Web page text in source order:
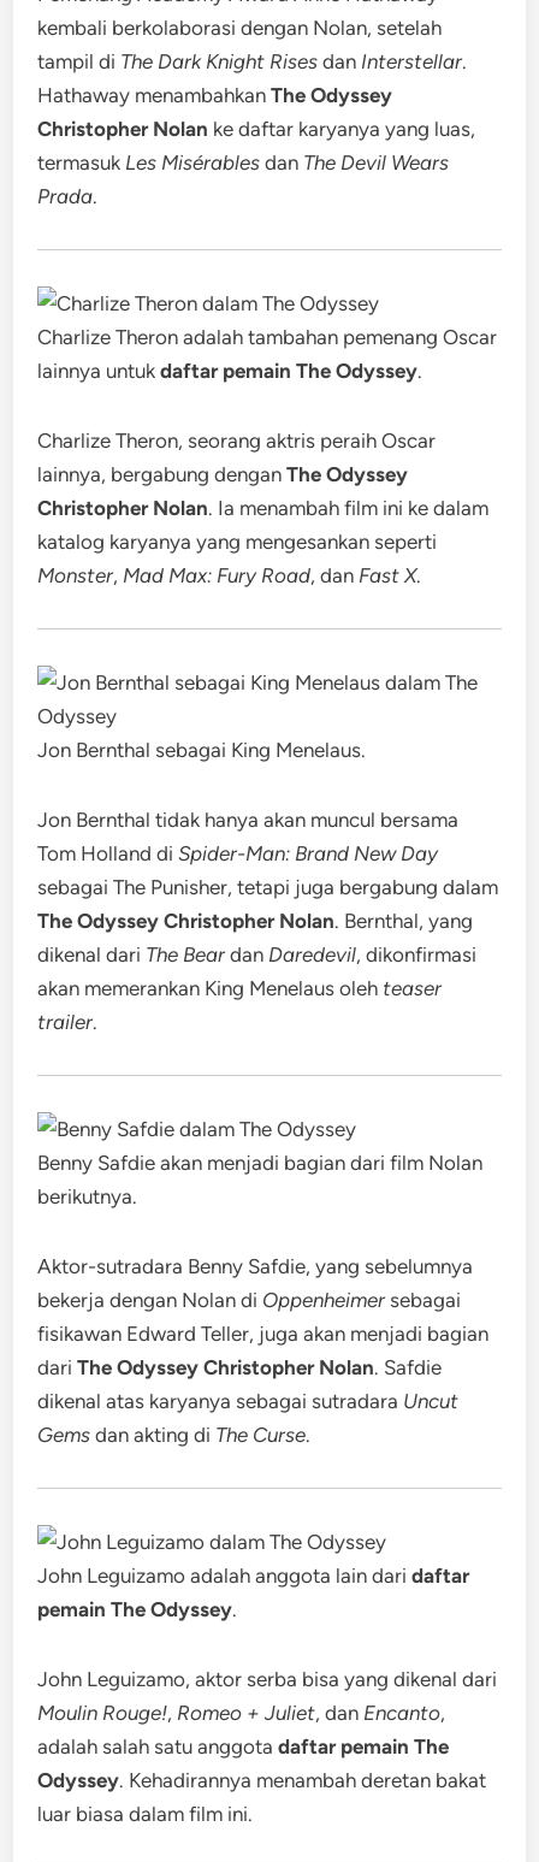
kembali berkolaborasi dengan Nolan, setelah
tampil di The Dark Knight Rises dan Interstellar.
Hathaway menambahkanThe Odyssey
Christopher Nolan ke daftar karyanya yang luas,
termasuk Les Misérables dan The Devil Wears
Prada.
Charlize Theron adalah tambahan pemenang Oscar
lainnya untukdaftar pemain The Odyssey.
Charlize Theron, seorang aktris peraih Oscar
lainnya, bergabung denganThe Odyssey
Christopher Nolan. Ia menambah film ini ke dalam
katalog karyanya yang mengesankan seperti
Monster, Mad Max: Fury Road, dan Fast X.
Jon Bernthal sebagai King Menelaus.
Jon Bernthal tidak hanya akan muncul bersama
Tom Holland diSpider-Man: Brand New Day
sebagai The Punisher, tetapi juga bergabung dalam
The Odyssey Christopher Nolan. Bernthal, yang
dikenal dari The Bear dan Daredevil, dikonfirmasi
akan memerankan King Menelaus oleh teaser
trailer.
Benny Safdie akan menjadi bagian dari film Nolan
berikutnya.
Aktor-sutradara Benny Safdie, yang sebelumnya
bekerja dengan Nolan di Oppenheimer sebagai
fisikawan Edward Teller, juga akan menjadi bagian
dariThe Odyssey Christopher Nolan. Safdie
dikenal atas karyanya sebagai sutradara Uncut
Gems dan akting di The Curse.
John Leguizamo adalah anggota lain daridaftar
pemain The Odyssey.
John Leguizamo, aktor serba bisa yang dikenal dari
Moulin Rouge!, Romeo + Juliet, dan Encanto,
adalah salah satu anggotadaftar pemain The
Odyssey. Kehadirannya menambah deretan bakat
luar biasa dalam film ini.